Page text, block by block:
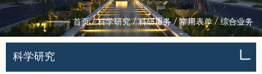
首页/科学研究/科研服务/常用表单/ 综合业务
科学研究